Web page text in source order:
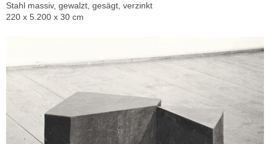
Stahl massiv, gewalzt, gesägt, verzinkt
220 x 5.200 x 30 cm